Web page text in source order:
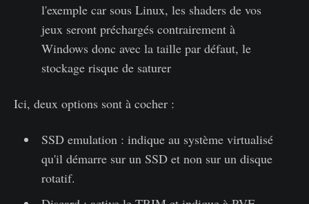
l'exemple car sous Linux, les shaders de vos
jeux seront préchargés contrairement à
Windows donc avec la taille par défaut, le
stockage risque de saturer
Ici, deux options sont à cocher :
SSD emulation : indique au système virtualisé
qu'il démarre sur un SSD et non sur un disque
rotatif.